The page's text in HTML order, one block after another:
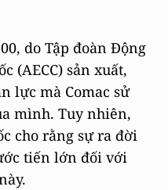
do Tập đoàn Động
(AECC) sản xuất,
lực mà Comac sử
mình. Tuy nhiên,
cho rằng sự ra đời
tiến lớn đối với